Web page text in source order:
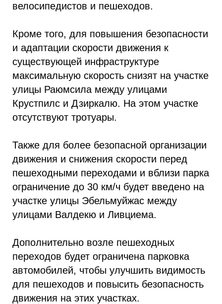
велосипедистов и пешеходов.
Кроме того, для повышения безопасности
и адаптации скорости движения к
существующей инфраструктуре
максимальную скорость снизят на участке
улицы Раюмсила между улицами
Крустпилс и Дзиркалю. На этом участке
отсутствуют тротуары.
Также для более безопасной организации
движения и снижения скорости перед
пешеходными переходами и вблизи парка
ограничение до 30 км/ч будет введено на
участке улицы Эбельмуйжас между
улицами Валдекю и Ливциема.
Дополнительно возле пешеходных
переходов будет ограничена парковка
автомобилей, чтобы улучшить видимость
для пешеходов и повысить безопасность
движения на этих участках.